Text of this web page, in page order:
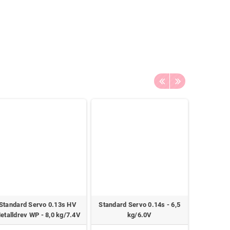
Servo 0.13s HV
WP - 8,0 kg/7.4V
Standard Servo 0.14s - 6,5
kg/6.0V